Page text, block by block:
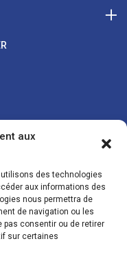
aux
des technologies
aux informations des
nous permettra de
de navigation ou les
pas consentir ou de retirer
sur certaines
pour vous envoyer des
pouvez à tout moment
la lettre d'information.